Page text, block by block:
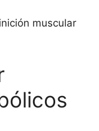
muscular